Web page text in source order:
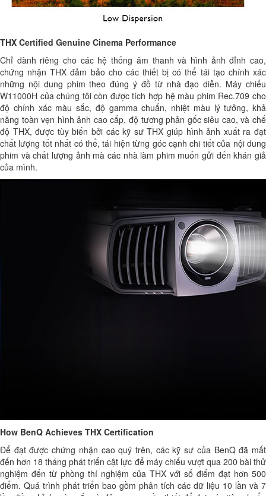
THX Certified Genuine Cinema Performance
Chỉ dành riêng cho các hệ thống âm thanh và hình ảnh đỉnh cao,
chứng nhận THX đảm bảo cho các thiết bị có thể tái tạo chính xác
những nội dung phim theo đúng ý đồ từ nhà đạo diễn. Máy chiếu
W11000H của chúng tôi còn được tích hợp hệ màu phim Rec.709 cho
độ chính xác màu sắc, độ gamma chuẩn, nhiệt màu lý tưởng, khả
năng toàn vẹn hình ảnh cao cấp, độ tương phản gốc siêu cao, và chế
độ THX, được tùy biến bởi các kỹ sư THX giúp hình ảnh xuất ra đạt
chất lượng tốt nhất có thể, tái hiện từng góc cạnh chi tiết của nội dung
phim và chất lượng ảnh mà các nhà làm phim muốn gửi đến khán giả
của mình.
How BenQ Achieves THX Certification
Để đạt được chứng nhận cao quý trên, các kỹ sư của BenQ đã mất
đến hơn 18 tháng phát triển cật lực để máy chiếu vượt qua 200 bài thử
nghiệm đến từ phòng thí nghiệm của THX với số điểm đạt hơn 500
điểm. Quá trình phát triển bao gồm phân tích các dữ liệu 10 lần và 7